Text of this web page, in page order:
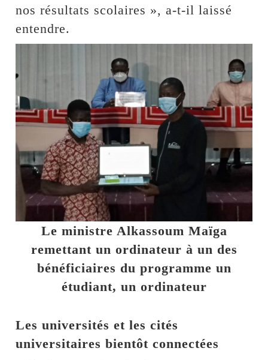
nos résultats scolaires », a-t-il laissé
entendre.
Le ministre Alkassoum Maïga
remettant un ordinateur à un des
bénéficiaires du programme un
étudiant, un ordinateur
Les universités et les cités
universitaires bientôt connectées